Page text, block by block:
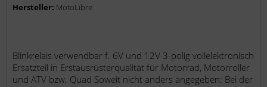
Hersteller: MotoLibre
Blinkrelais verwendbar f. 6V und 12V 3-polig vollelektronisch
Ersatzteil in Erstausrüsterqualität für Motorrad, Motorroller
und ATV bzw. Quad Soweit nicht anders angegeben: Bei der